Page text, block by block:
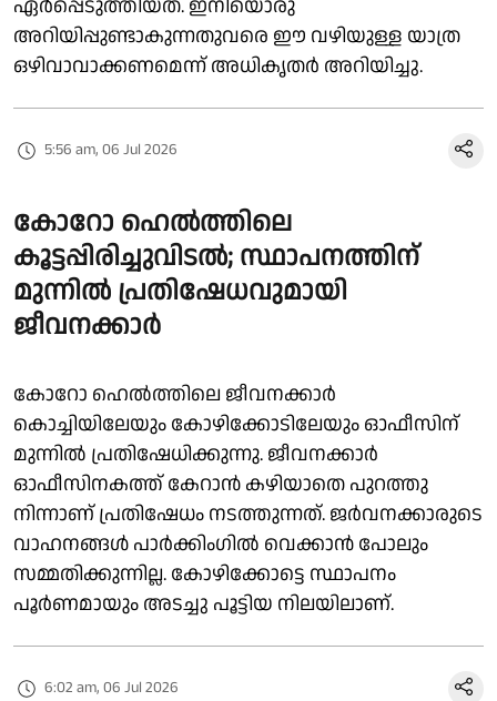
ഏർപ്പെടുത്തിയത്. ഇനിയൊരു
അറിയിപ്പുണ്ടാകുന്നതുവരെ ഈ വഴിയുള്ള യാത്ര
ഒഴിവാവാക്കണമെന്ന് അധികൃതർ അറിയിച്ചു.
5:56 am, 06 Jul 2026
കോറോ ഹെൽത്തിലെ
കൂട്ടപ്പിരിച്ചുവിടൽ; സ്ഥാപനത്തിന്
മുന്നിൽ പ്രതിഷേധവുമായി
ജീവനക്കാർ
കോറോ ഹെൽത്തിലെ ജീവനക്കാർ
കൊച്ചിയിലേയും കോഴിക്കോടിലേയും ഓഫീസിന്
മുന്നിൽ പ്രതിഷേധിക്കുന്നു. ജീവനക്കാർ
ഓഫീസിനകത്ത് കേറാൻ കഴിയാതെ പുറത്തു
നിന്നാണ് പ്രതിഷേധം നടത്തുന്നത്. ജർവനക്കാരുടെ
വാഹനങ്ങൾ പാർക്കിംഗിൽ വെക്കാൻ പോലും
സമ്മതിക്കുന്നില്ല. കോഴിക്കോട്ടെ സ്ഥാപനം
പൂർണമായും അടച്ചു പൂട്ടിയ നിലയിലാണ്.
6:02 am, 06 Jul 2026